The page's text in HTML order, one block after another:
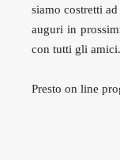
siamo costretti
auguri in
con tutti gli amici.
Presto on line